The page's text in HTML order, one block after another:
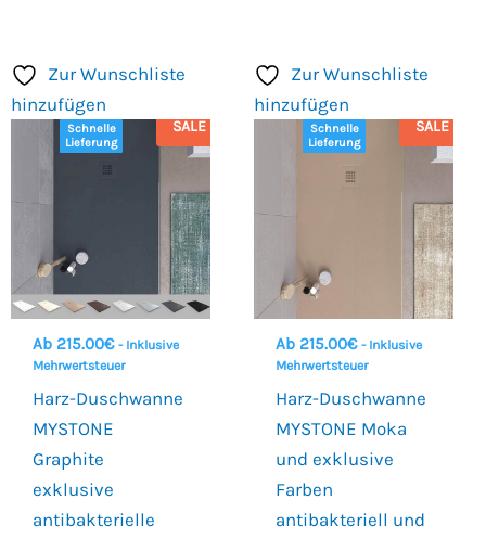
Zur Wunschliste
hinzufügen
Schnelle
Lieferung
SALE
Ab 215.00€ - Inklusive
Mehrwertsteuer
Harz-Duschwanne
MYSTONE
Graphite
exklusive
antibakterielle
Zur Wunschliste
hinzufügen
Schnelle
Lieferung
SALE
Ab 215.00€ - Inklusive
Mehrwertsteuer
Harz-Duschwanne
MYSTONE Moka
und exklusive
Farben
antibakteriell und